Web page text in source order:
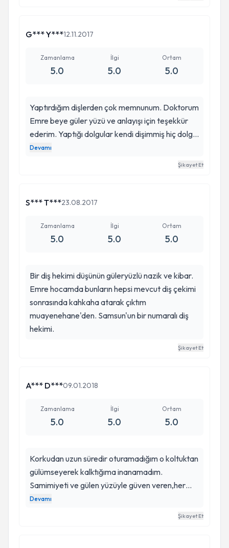
rahatlatan bir diş hekimi)
G*** Y***12.11.2017
Zamanlama
5.0
İlgi
5.0
Ortam
5.0
Yaptırdığım dişlerden çok memnunum. Doktorum
Emre beye güler yüzü ve anlayışı için teşekkür
ederim. Yaptığı dolgular kendi dişimmiş hiç dolgu
olmamış gibi çok memnunum. Hiç bir şikayetim
olmadı. Emeğine sağlık. Herkese de tavsiye
Devamı
Şikayet Et
S*** T***23.08.2017
Zamanlama
5.0
İlgi
5.0
Ortam
5.0
Bir diş hekimi düşünün güleryüzlü nazik ve kibar.
Emre hocamda bunların hepsi mevcut diş çekimi
sonrasında kahkaha atarak çıktım
muayenehane'den. Samsun'un bir numaralı diş
hekimi.
Şikayet Et
A*** D***09.01.2018
Zamanlama
5.0
İlgi
5.0
Ortam
5.0
Korkudan uzun süredir oturamadığım o koltuktan
gülümseyerek kalktığıma inanamadım.
Samimiyeti ve gülen yüzüyle güven veren,her
aşamada beni bilgilendiren doktorumu kesinlikle
tavsiye ederim. Ayrıca iğne korkusu olan biri
Devamı
Şikayet Et